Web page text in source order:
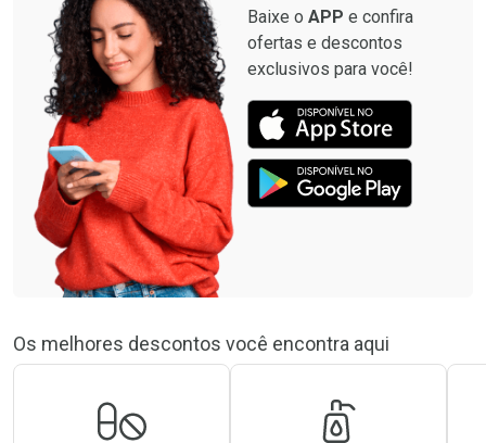
Baixe o APP e confira
ofertas e descontos
exclusivos para você!
Os melhores descontos você encontra aqui